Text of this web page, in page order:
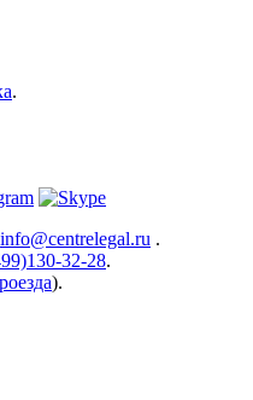
.
info@centrelegal.ru .
32-28.
).